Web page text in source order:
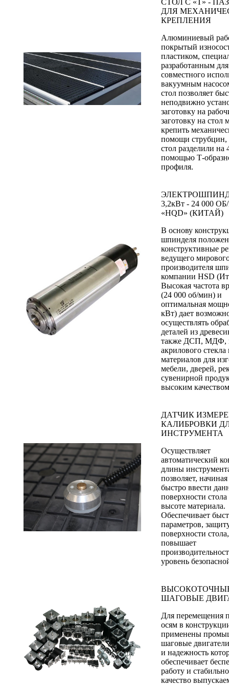
ДЛЯ
КРЕПЛЕНИЯ
Алюминиевый
покрытый
пластиком,
разработанным для
совместного
вакуумным
стол позволяет
неподвижно
заготовку на
заготовку на стол
крепить
помощи струбцин,
стол разделили на
помощью Т-
профиля.
3,2кВт - 24 000
«HQD» (КИТАЙ)
В основу
шпинделя
конструктивные
ведущего
производителя
компании HSD
Высокая частота
(24 000 об/мин) и
оптимальная
кВт) дает
осуществлять
деталей из
также ДСП, МДФ,
акрилового
материалов для
мебели, дверей,
сувенирной
высоким
ДАТЧИК
КАЛИБРОВКИ
ИНСТРУМЕНТА
Осуществляет
автоматический
длины
позволяет, начиная
быстро ввести
поверхности
высоте материала.
Обеспечивает
параметров,
поверхности
повышает
уровень
ШАГОВЫЕ
Для перемещения
осям в
применены
шаговые
и надежность
обеспечивает
работу и
качество